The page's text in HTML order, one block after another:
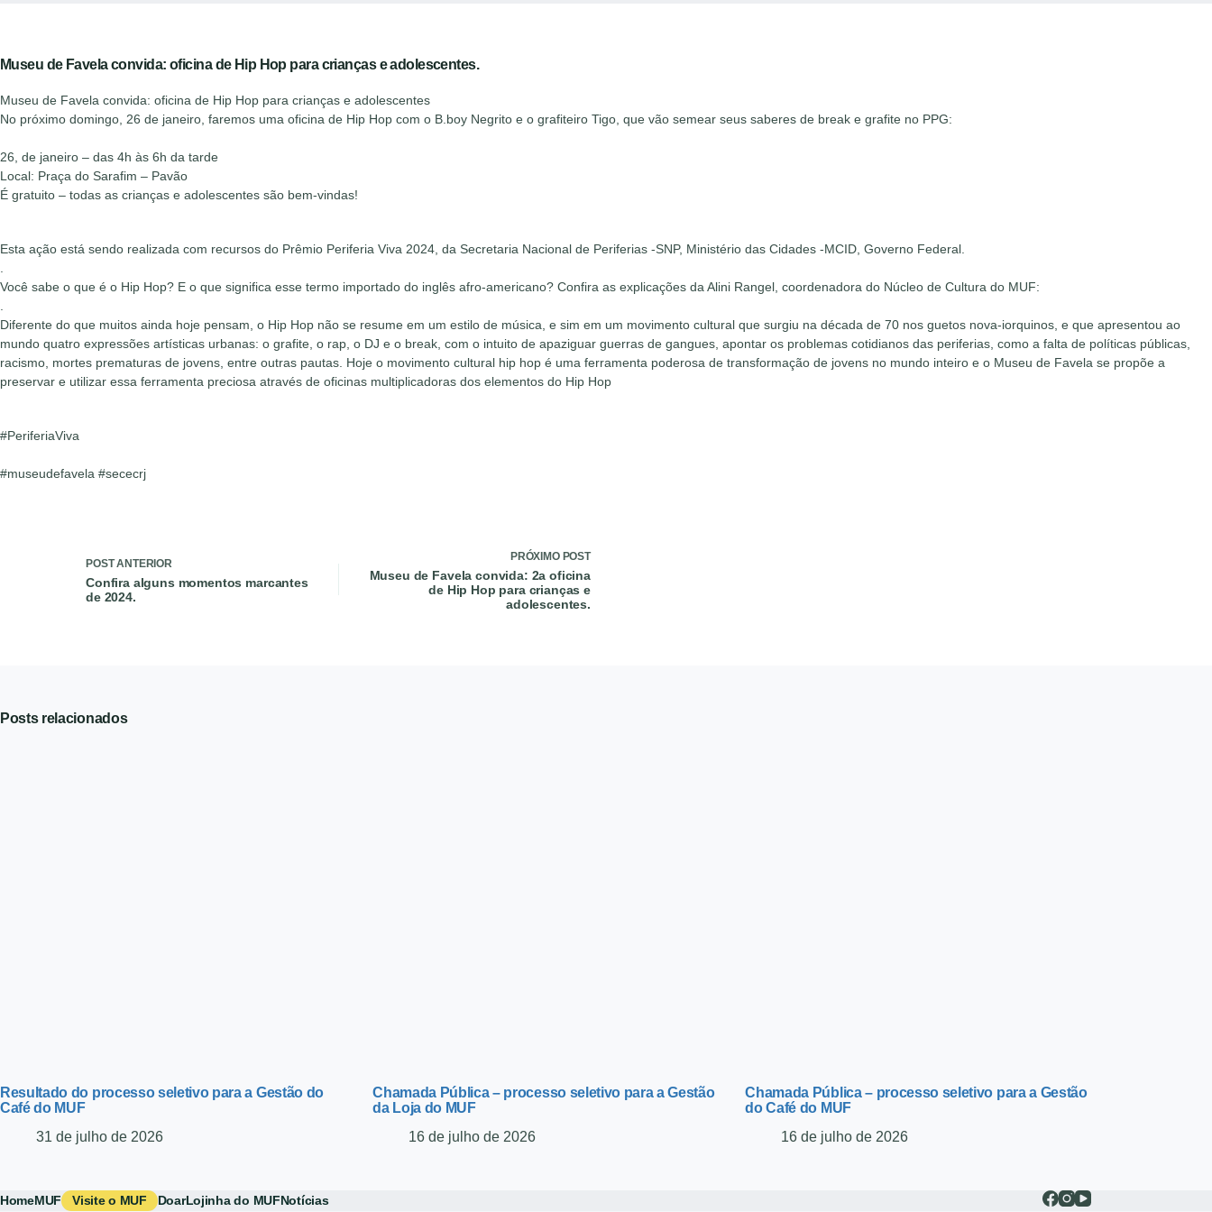
Museu de Favela convida: oficina de Hip Hop para crianças e adolescentes.
Museu de Favela convida: oficina de Hip Hop para crianças e adolescentes
No próximo domingo, 26 de janeiro, faremos uma oficina de Hip Hop com o B.boy Negrito e o grafiteiro Tigo, que vão semear seus saberes de break e grafite no PPG:
26, de janeiro – das 4h às 6h da tarde
Local: Praça do Sarafim – Pavão
É gratuito – todas as crianças e adolescentes são bem-vindas!
Esta ação está sendo realizada com recursos do Prêmio Periferia Viva 2024, da Secretaria Nacional de Periferias -SNP, Ministério das Cidades -MCID, Governo Federal.
Você sabe o que é o Hip Hop? E o que significa esse termo importado do inglês afro-americano? Confira as explicações da Alini Rangel, coordenadora do Núcleo de Cultura do MUF:
Diferente do que muitos ainda hoje pensam, o Hip Hop não se resume em um estilo de música, e sim em um movimento cultural que surgiu na década de 70 nos guetos nova-iorquinos, e que apresentou ao
mundo quatro expressões artísticas urbanas: o grafite, o rap, o DJ e o break, com o intuito de apaziguar guerras de gangues, apontar os problemas cotidianos das periferias, como a falta de políticas públicas,
racismo, mortes prematuras de jovens, entre outras pautas. Hoje o movimento cultural hip hop é uma ferramenta poderosa de transformação de jovens no mundo inteiro e o Museu de Favela se propõe a
preservar e utilizar essa ferramenta preciosa através de oficinas multiplicadoras dos elementos do Hip Hop
#PeriferiaViva
#museudefavela #sececrj
POSTANTERIOR
Confira alguns momentos marcantes
de 2024.
PRÓXIMO POST
Museu de Favela convida: 2a oficina
de Hip Hop para crianças e
adolescentes.
Posts relacionados
Resultado do processo seletivo para a Gestão do
Café do MUF
31 de julho de 2026
Chamada Pública – processo seletivo para a Gestão
da Loja do MUF
16 de julho de 2026
Chamada Pública – processo seletivo para a Gestão
do Café do MUF
16 de julho de 2026
HomeMUF Visite o MUF DoarLojinha do MUFNotícias